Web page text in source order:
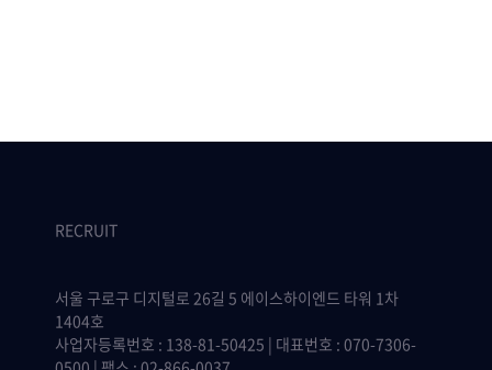
RECRUIT
서울 구로구 디지털로 26길 5 에이스하이엔드 타워 1차
1404호
사업자등록번호 : 138-81-50425 | 대표번호 : 070-7306-